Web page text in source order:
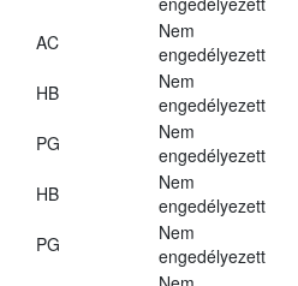
AC
Nem
engedélyezett
HB
Nem
engedélyezett
PG
Nem
engedélyezett
HB
Nem
engedélyezett
PG
Nem
engedélyezett